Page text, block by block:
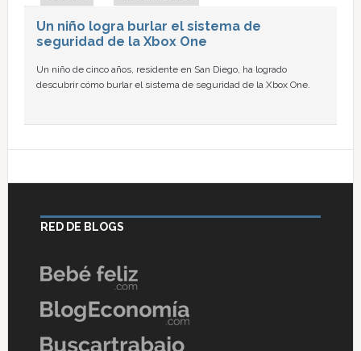
Un niño logra burlar el sistema de
seguridad de la Xbox One
Un niño de cinco años, residente en San Diego, ha logrado
descubrir cómo burlar el sistema de seguridad de la Xbox One.
RED DE BLOGS